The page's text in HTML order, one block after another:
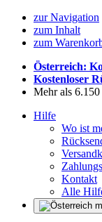
zur Navigation
zum Inhalt
zum
Österreich:
Kostenloser
Mehr als
Hilfe
Wo ist
Kontakt
Alle